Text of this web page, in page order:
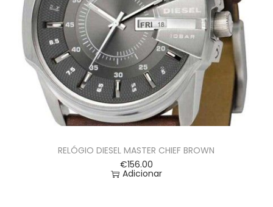
RELÓGIO DIESEL MASTER CHIEF BROWN
€156.00
Adicionar